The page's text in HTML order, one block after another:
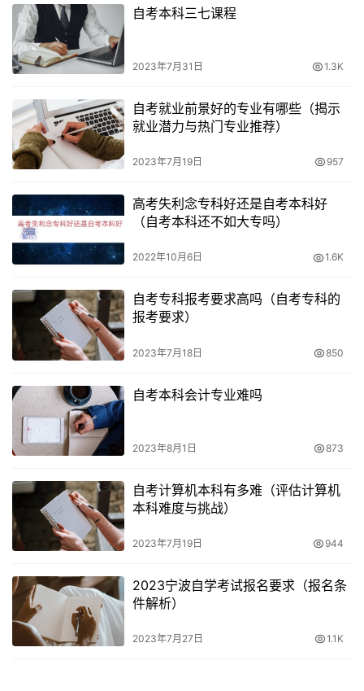
2、2022年下半年重庆小自考统考时间，符合报考条件的方
可报考，报名条件均如此，完成报名的考生需在线确认缴
费，想要参加2023上半年重庆自学考试的考生可根据报考
3、2022年重庆小自考报名即将开始，可以按照具体的流程
依次填写报名资料并进行报名，2022年自考报名时间和考
试时间，考试时间全国统一为2023年1月7-8日，下半年报
4、自考一年有两次报名时间，高等教育自学考试是我国高
等教育基本制度之一，2023年3月3日-7日选择教资面试“报
5、各省报名时间有所差异，自考新生和其他考生的报名时
间不同，考生可以在当地自考办报名，及时在报名入口开通
后进行报考，自学考试考试时间在每年1月。
6、自考本科报考不受限制，自考本科生须在报名现场确认
截止日期前取得国家承认的大学本科毕业证书方可报考，第
一次报名自考，10月份两次报名机会，一般在考前一个月左
7、详情山东烟台2008年10月自考6月18日至24日报名，，
>在登录报名系统填写相关信息，广东自考一年有3次考试
机会，2023下半年四六级报名集中在9月末到10月中旬，
上半年预计在12月份开始报名。
8、10月份报名时间为8-9月份，2022年上半年自考报名时
间为2到3月，自考本科报名时间各省不同，10月自考的报
自考本科三七课程
2023年7月31日 1.3K
自考就业前景好的专业有哪些（揭示
就业潜力与热门专业推荐）
2023年7月19日 957
高考失利念专科好还是自考本科好
（自考本科还不如大专吗）
2022年10月6日 1.6K
自考专科报考要求高吗（自考专科的
报考要求）
2023年7月18日 850
自考本科会计专业难吗
2023年8月1日 873
自考计算机本科有多难（评估计算机
本科难度与挑战）
2023年7月19日 944
2023宁波自学考试报名要求（报名条
件解析）
2023年7月27日 1.1K